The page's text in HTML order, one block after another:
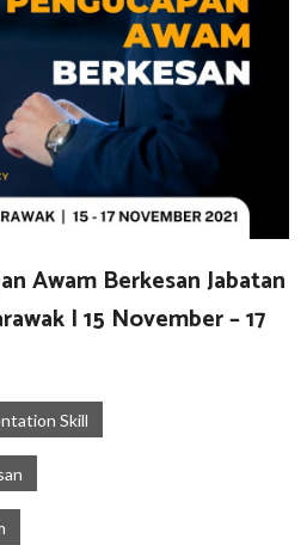
Awam Berkesan Jabatan
| 15 November – 17
Skill